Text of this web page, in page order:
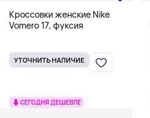
Кроссовки женские Nike
Vomero 17, фуксия
УТОЧНИТЬ НАЛИЧИЕ
СЕГОДНЯ ДЕШЕВЛЕ